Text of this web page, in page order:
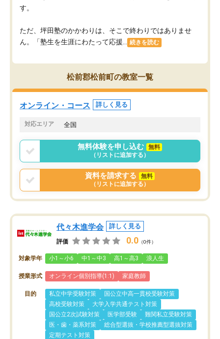
す。
ただ、坪田塾のかかわりは、そこで終わりではありませ
ん。「塾生を生涯にわたって応援...
続きを読む
松前郡松前町の教室一覧
オンライン・コース 詳しく見る
対応エリア 全国
無料体験を申し込む
無料
（リストに追加する）
資料を請求する
無料
（リストに追加する）
代々木進学会 詳しく見る
評価 0.0 （0件）
対象学年 小1～小6 中1～中3 高1～高3 浪人生
授業形式 オンライン個別指導(1:1) 家庭教師
目的 私立中学受験対策
国公立中高一貫校受験対策
高校受験対策
大学入学共通テスト対策
国公立2次試験対策
医学部受験
難関私立受験対策
医・歯・薬系対策
総合型選抜・学校推薦型選抜対策
定期テスト対策